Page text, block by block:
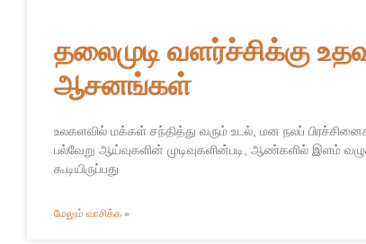
தலைமுடி வளர்ச்சிக்கு
ஆசனங்கள்
உலகளவில் மக்கள் சந்தித்து வரும் உடல், மன நலப்
பல்வேறு ஆய்வுகளின் முடிவுகளின்படி, ஆண்களில் இளம்
கூடியிருப்பது
மேலும் வாசிக்க »